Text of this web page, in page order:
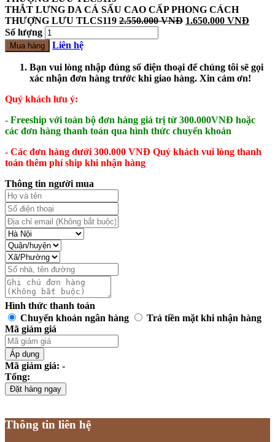
THẮT LƯNG DA CÁ SẤU CAO CẤP PHONG CÁCH
THƯỢNG LƯU TLCS119 2.550.000VNĐ 1.650.000 VNĐ
Số lượng
Mua hàng Liên hệ
Bạn vui lòng nhập đúng số điện thoại để chúng tôi sẽ gọi
xác nhận đơn hàng trước khi giao hàng. Xin cảm ơn!
Quý khách lưu ý:
- Freeship với toàn bộ đơn hàng giá trị từ 300.000VNĐ hoặc
các đơn hàng thanh toán qua hình thức chuyển khoản
- Các đơn hàng dưới 300.000 VNĐ Quý khách vui lòng thanh
toán thêm phí ship khi nhận hàng
Thông tin người mua
Hình thức thanh toán
Chuyển khoản ngân hàng
Trả tiền mặt khi nhận hàng
Mã giảm giá
Áp dụng
Mã giảm giá: -
Tổng:
Đặt hàng ngay
Thông tin liên hệ